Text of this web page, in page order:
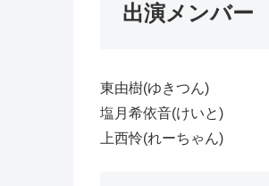
出演メンバー
東由樹(ゆきつん)
塩月希依音(けいと)
上西怜(れーちゃん)